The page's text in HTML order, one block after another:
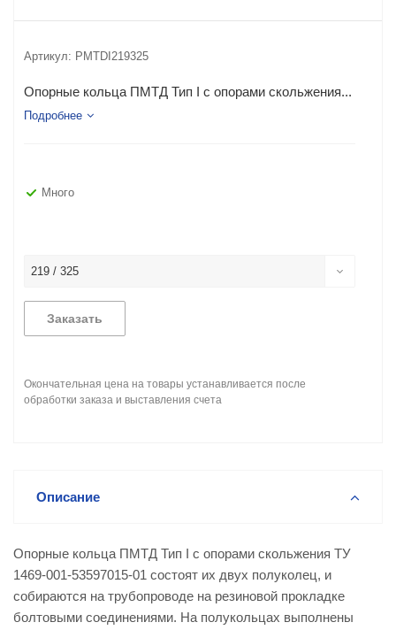
Артикул: PMTDI219325
Опорные кольца ПМТД Тип I с опорами скольжения...
Подробнее
Много
219 / 325
Заказать
Окончательная цена на товары устанавливается после
обработки заказа и выставления счета
Описание
Опорные кольца ПМТД Тип I с опорами скольжения ТУ
1469-001-53597015-01 состоят их двух полуколец, и
собираются на трубопроводе на резиновой прокладке
болтовыми соединениями. На полукольцах выполнены